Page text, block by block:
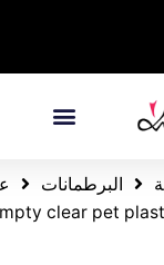
البرطمانات
clear pet